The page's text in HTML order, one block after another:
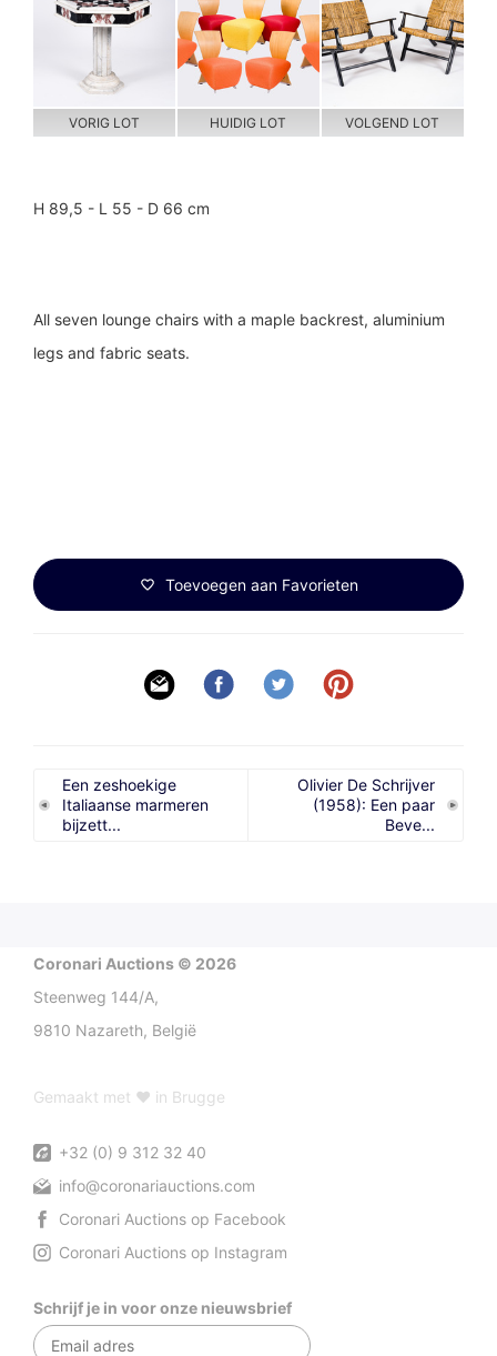
VORIG LOT HUIDIG LOT VOLGEND LOT
H 89,5 - L 55 - D 66 cm
All seven lounge chairs with a maple backrest, aluminium
legs and fabric seats.
Toevoegen aan Favorieten
Een zeshoekige
Italiaanse marmeren
bijzett...
Olivier De Schrijver
(1958): Een paar
Beve...
Coronari Auctions © 2026
Steenweg 144/A,
9810 Nazareth, België
Gemaakt met ♥ in Brugge
+32 (0) 9 312 32 40
info@coronariauctions.com
Coronari Auctions op Facebook
Coronari Auctions op Instagram
Schrijf je in voor onze nieuwsbrief